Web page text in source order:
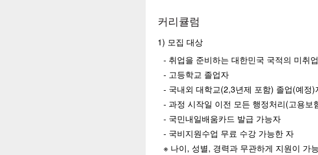
커리큘럼
1) 모집 대상
- 취업을 준비하는 대한민국 국적의 미취
- 고등학교 졸업자
- 국내외 대학교(2,3년제 포함) 졸업(예정)
- 과정 시작일 이전 모든 행정처리(고용보
- 국민내일배움카드 발급 가능자
- 국비지원수업 무료 수강 가능한 자
※ 나이, 성별, 경력과 무관하게 지원이 가